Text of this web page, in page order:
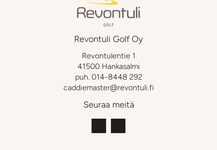
Revontuli Golf Oy
Revontulentie 1
41500 Hankasalmi
puh. 014-8448 292
caddiemaster@revontuli.fi
Seuraa meitä